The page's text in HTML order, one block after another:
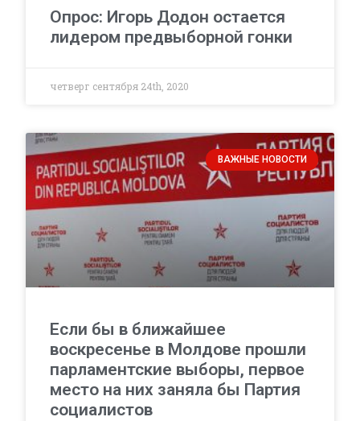
Опрос: Игорь Додон остается
лидером предвыборной гонки
четверг сентября 24th, 2020
ВАЖНЫЕ НОВОСТИ
Если бы в ближайшее
воскресенье в Молдове прошли
парламентские выборы, первое
место на них заняла бы Партия
социалистов